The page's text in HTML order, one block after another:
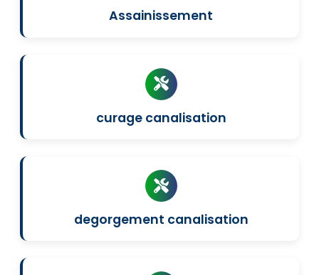
Assainissement
curage canalisation
degorgement canalisation